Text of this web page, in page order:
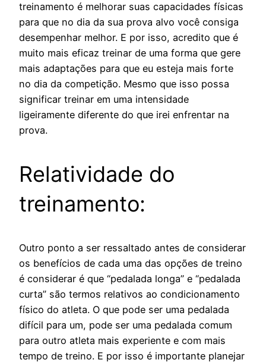
treinamento é melhorar suas capacidades físicas
para que no dia da sua prova alvo você consiga
desempenhar melhor. E por isso, acredito que é
muito mais eficaz treinar de uma forma que gere
mais adaptações para que eu esteja mais forte
no dia da competição. Mesmo que isso possa
significar treinar em uma intensidade
ligeiramente diferente do que irei enfrentar na
prova.
Relatividade do
treinamento:
Outro ponto a ser ressaltado antes de considerar
os benefícios de cada uma das opções de treino
é considerar é que “pedalada longa” e “pedalada
curta” são termos relativos ao condicionamento
físico do atleta. O que pode ser uma pedalada
difícil para um, pode ser uma pedalada comum
para outro atleta mais experiente e com mais
tempo de treino. E por isso é importante planejar